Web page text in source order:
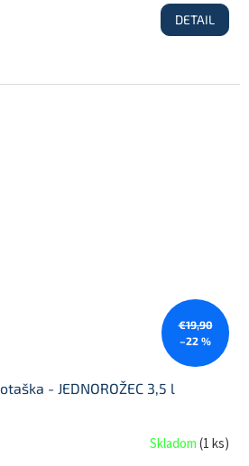
DETAIL
€19,90
–22 %
- JEDNOROŽEC 3,5 l
Skladom(1 ks)